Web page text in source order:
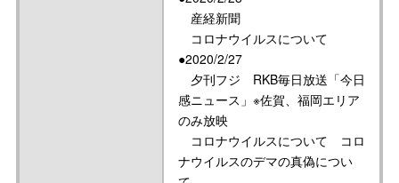
産経新聞
コロナウイルスについて
●2020/2/27
夕刊フジ RKB毎日放送「今日
感ニュース」※佐賀、福岡エリア
のみ放映
コロナウイルスについて コロ
ナウイルスのデマの真偽につい